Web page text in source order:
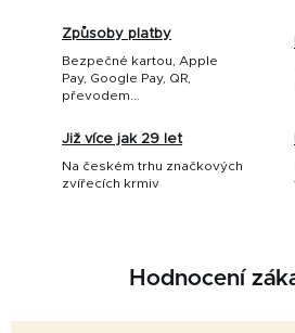
Způsoby platby
Bezpečné kartou, Apple
Pay, Google Pay, QR,
převodem...
Již více jak 29 let
Na českém trhu značkových
zvířecích krmiv
Hodnocení